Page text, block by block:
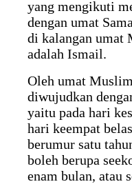
yang mengikuti
dengan umat
di kalangan umat
adalah Ismail.
Oleh umat
diwujudkan
yaitu pada hari
hari keempat
berumur satu
boleh berupa
enam bulan, atau